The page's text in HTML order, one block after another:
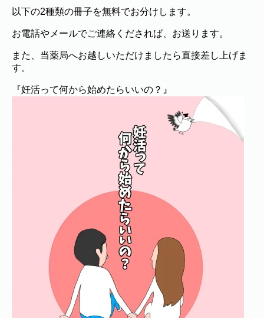
以下の2種類の冊子を無料でお分けします。
お電話やメールでご連絡くだされば、お送ります。
また、当薬局へお越しいただけましたら直接差し上げま
す。
『妊活って何から始めたらいいの？』